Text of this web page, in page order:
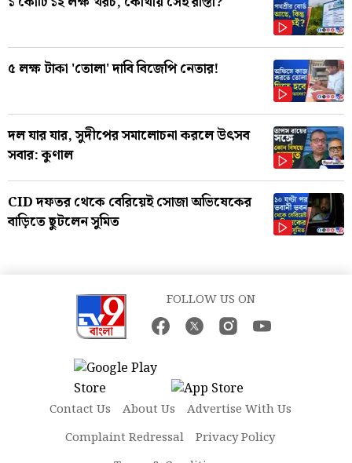
৫ লক্ষ টাকা 'তোলা' দাবি বিজেপি নেতার!
দল যার যার, সুদীপের সমালোচনা করলে উৎসব
সবার: কুণাল
CID দফতর থেকে বেরিয়েই সোজা অভিষেকের
বাড়িতে ছুটলেন সুমিত
FOLLOW US ON
Contact Us About Us
Advertise With Us
Complaint Redressal
Privacy Policy